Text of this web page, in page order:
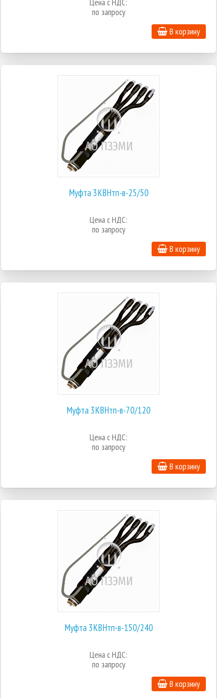
по запросу
В корзину
Муфта 3КВНтп-в-25/50
Цена с НДС:
по запросу
В корзину
Муфта 3КВНтп-в-70/120
Цена с НДС:
по запросу
В корзину
Муфта 3КВНтп-в-150/240
Цена с НДС:
по запросу
В корзину